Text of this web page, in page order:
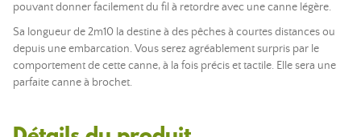
pouvant donner facilement du fil à retordre avec une canne légère.
Sa longueur de 2m10 la destine à des pêches à courtes distances ou
depuis une embarcation. Vous serez agréablement surpris par le
comportement de cette canne, à la fois précis et tactile. Elle sera une
parfaite canne à brochet.